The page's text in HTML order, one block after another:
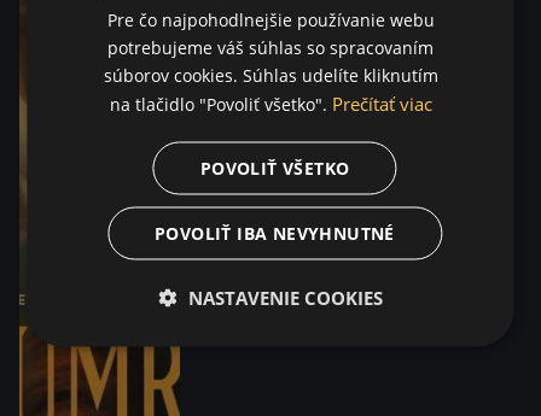
Pre čo najpohodlnejšie používanie webu
potrebujeme váš súhlas so spracovaním
súborov cookies. Súhlas udelíte kliknutím
na tlačidlo "Povoliť všetko". Prečítať viac
POVOLIŤ VŠETKO
POVOLIŤ IBA NEVYHNUTNÉ
NASTAVENIE COOKIES